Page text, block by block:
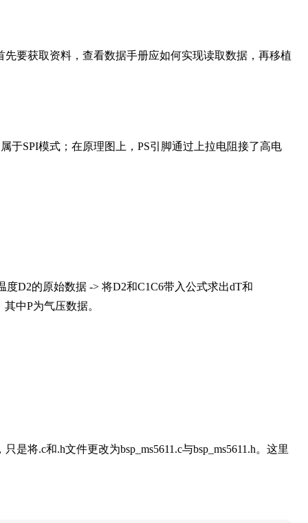
要获取资料，查看数据手册应如何实现读取数据，再移植
SPI模式；在原理图上，PS引脚通过上拉电阻接了高电
D2的原始数据 -> 将D2和C1C6带入公式求出dT和
中P为气压数据。
将.c和.h文件更改为bsp_ms5611.c与bsp_ms5611.h。这里